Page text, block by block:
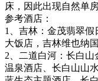
床，因此出现自然单
参考酒店：
1、吉林：金茂翡翠
大饭店，吉林维也纳
2、二道白河：长白
温泉酒店、长白山山